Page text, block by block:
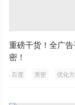
重磅干货！全广
密！
百度 泄密 优化